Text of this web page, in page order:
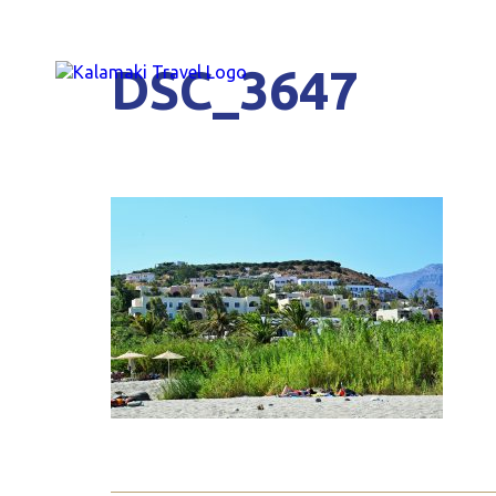
DSC_3647